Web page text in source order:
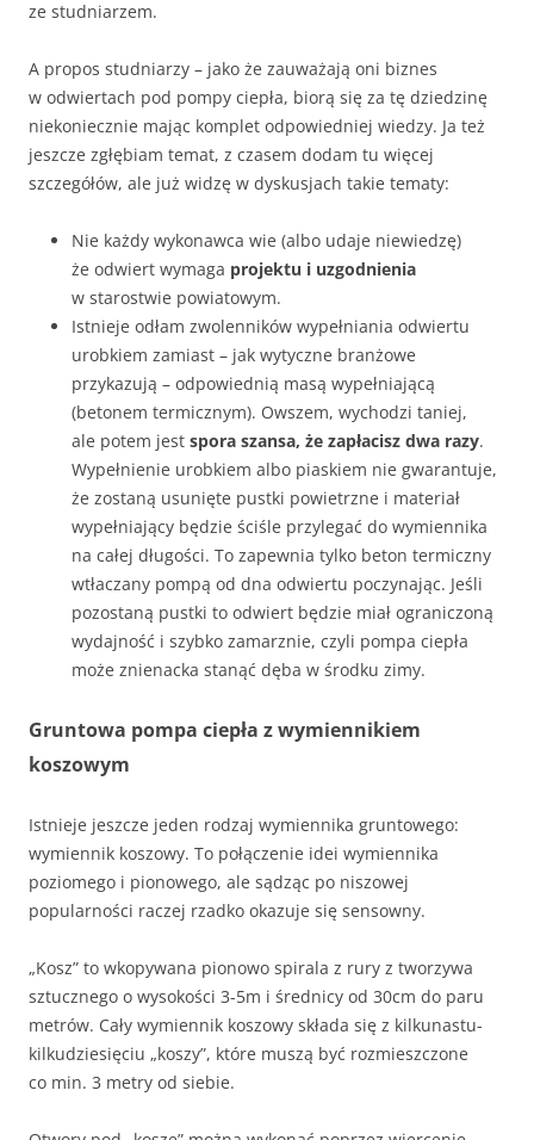
ze studniarzem.
A propos studniarzy – jako że zauważają oni biznes
w odwiertach pod pompy ciepła, biorą się za tę dziedzinę
niekoniecznie mając komplet odpowiedniej wiedzy. Ja też
jeszcze zgłębiam temat, z czasem dodam tu więcej
szczegółów, ale już widzę w dyskusjach takie tematy:
Nie każdy wykonawca wie (albo udaje niewiedzę)
że odwiert wymaga projektu i uzgodnienia
w starostwie powiatowym.
Istnieje odłam zwolenników wypełniania odwiertu
urobkiem zamiast – jak wytyczne branżowe
przykazują – odpowiednią masą wypełniającą
(betonem termicznym). Owszem, wychodzi taniej,
ale potem jest spora szansa, że zapłacisz dwa razy.
Wypełnienie urobkiem albo piaskiem nie gwarantuje,
że zostaną usunięte pustki powietrzne i materiał
wypełniający będzie ściśle przylegać do wymiennika
na całej długości. To zapewnia tylko beton termiczny
wtłaczany pompą od dna odwiertu poczynając. Jeśli
pozostaną pustki to odwiert będzie miał ograniczoną
wydajność i szybko zamarznie, czyli pompa ciepła
może znienacka stanąć dęba w środku zimy.
Gruntowa pompa ciepła z wymiennikiem
koszowym
Istnieje jeszcze jeden rodzaj wymiennika gruntowego:
wymiennik koszowy. To połączenie idei wymiennika
poziomego i pionowego, ale sądząc po niszowej
popularności raczej rzadko okazuje się sensowny.
„Kosz” to wkopywana pionowo spirala z rury z tworzywa
sztucznego o wysokości 3-5m i średnicy od 30cm do paru
metrów. Cały wymiennik koszowy składa się z kilkunastu-
kilkudziesięciu „koszy”, które muszą być rozmieszczone
co min. 3 metry od siebie.